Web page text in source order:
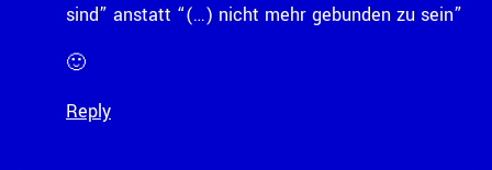
sind” anstatt “(…) nicht mehr gebunden zu sein”
🙂
Reply